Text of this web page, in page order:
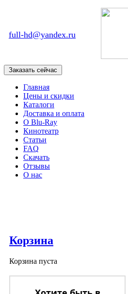
full-hd@yandex.ru
Главная
Цены и скидки
Каталоги
Доставка и оплата
О Blu-Ray
Кинотеатр
Статьи
FAQ
Скачать
Отзывы
О нас
Корзина
Корзина пуста